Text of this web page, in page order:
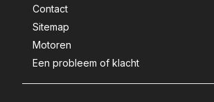
Contact
Sitemap
Motoren
Een probleem of klacht